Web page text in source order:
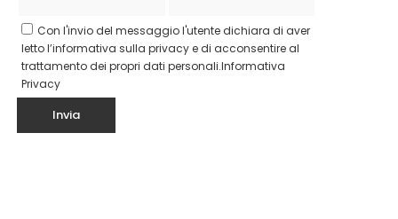
Con l'invio del messaggio l'utente dichiara di aver
letto l’informativa sulla privacy e di acconsentire al
trattamento dei propri dati personali.Informativa
Privacy